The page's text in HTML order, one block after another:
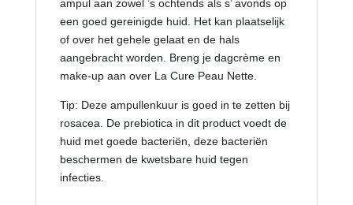
ampul aan zowel ’s ochtends als s’ avonds op
een goed gereinigde huid. Het kan plaatselijk
of over het gehele gelaat en de hals
aangebracht worden. Breng je dagcrème en
make-up aan over La Cure Peau Nette.
Tip: Deze ampullenkuur is goed in te zetten bij
rosacea. De prebiotica in dit product voedt de
huid met goede bacteriën, deze bacteriën
beschermen de kwetsbare huid tegen
infecties.